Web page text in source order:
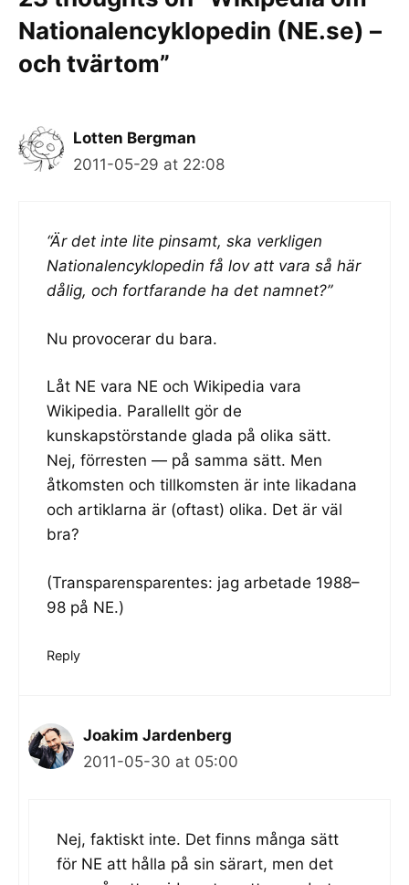
Nationalencyklopedin (NE.se) –
och tvärtom”
Lotten Bergman
2011-05-29 at 22:08
“Är det inte lite pinsamt, ska verkligen
Nationalencyklopedin få lov att vara så här
dålig, och fortfarande ha det namnet?”
Nu provocerar du bara.
Låt NE vara NE och Wikipedia vara
Wikipedia. Parallellt gör de
kunskapstörstande glada på olika sätt.
Nej, förresten — på samma sätt. Men
åtkomsten och tillkomsten är inte likadana
och artiklarna är (oftast) olika. Det är väl
bra?
(Transparensparentes: jag arbetade 1988–
98 på NE.)
Reply
Joakim Jardenberg
2011-05-30 at 05:00
Nej, faktiskt inte. Det finns många sätt
för NE att hålla på sin särart, men det